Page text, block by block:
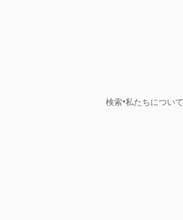
検索•私たちについて